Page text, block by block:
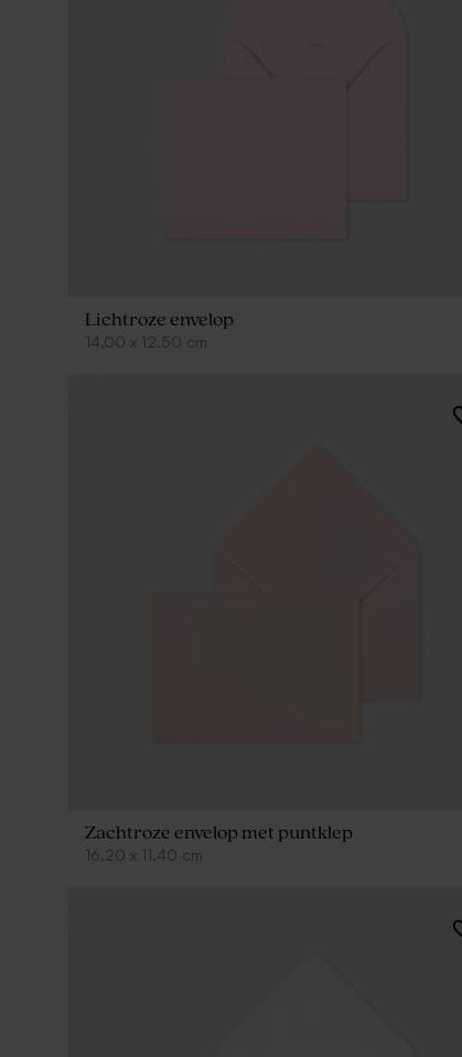
Lichtroze envelop
14,00 x 12,50 cm
Zachtroze envelop met puntklep
16,20 x 11,40 cm